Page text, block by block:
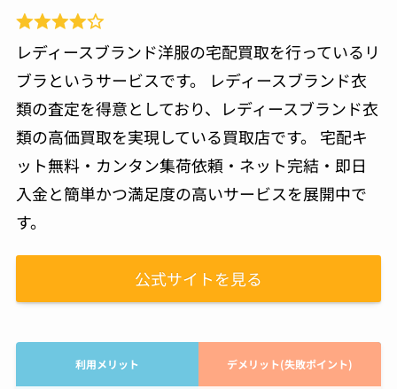
レディースブランド洋服の宅配買取を行っているリ
ブラというサービスです。 レディースブランド衣
類の査定を得意としており、レディースブランド衣
類の高価買取を実現している買取店です。 宅配キ
ット無料・カンタン集荷依頼・ネット完結・即日
入金と簡単かつ満足度の高いサービスを展開中で
す。
公式サイトを見る
利用メリット デメリット(失敗ポイント)